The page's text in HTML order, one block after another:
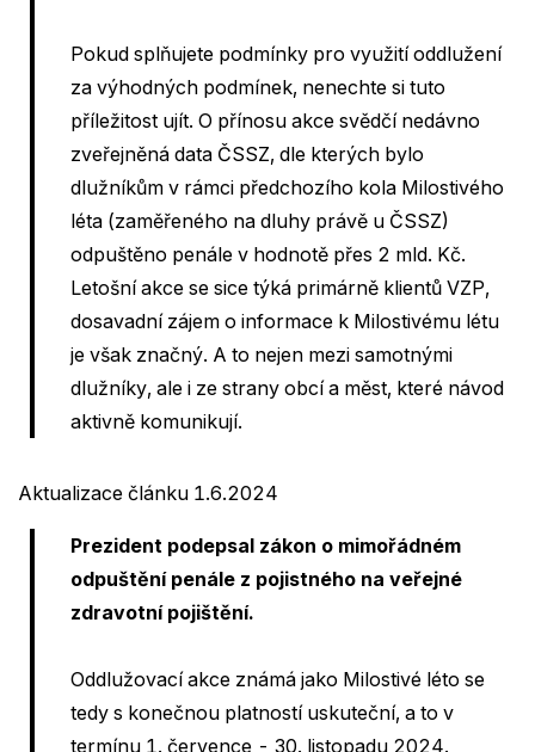
Pokud splňujete podmínky pro využití oddlužení
za výhodných podmínek, nenechte si tuto
příležitost ujít. O přínosu akce svědčí nedávno
zveřejněná data ČSSZ, dle kterých bylo
dlužníkům v rámci předchozího kola Milostivého
léta (zaměřeného na dluhy právě u ČSSZ)
odpuštěno penále v hodnotě přes 2 mld. Kč.
Letošní akce se sice týká primárně klientů VZP,
dosavadní zájem o informace k Milostivému létu
je však značný. A to nejen mezi samotnými
dlužníky, ale i ze strany obcí a měst, které návod
aktivně komunikují.
Aktualizace článku 1.6.2024
Prezident podepsal zákon o mimořádném
odpuštění penále z pojistného na veřejné
zdravotní pojištění.
Oddlužovací akce známá jako Milostivé léto se
tedy s konečnou platností uskuteční, a to v
termínu 1. července - 30. listopadu 2024.